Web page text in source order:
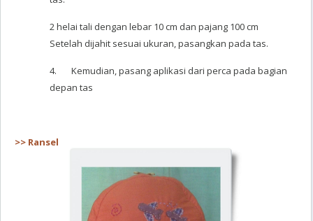
2 helai tali dengan lebar 10 cm dan pajang 100 cm
Setelah dijahit sesuai ukuran, pasangkan pada tas.
4. Kemudian, pasang aplikasi dari perca pada bagian
depan tas
>> Ransel